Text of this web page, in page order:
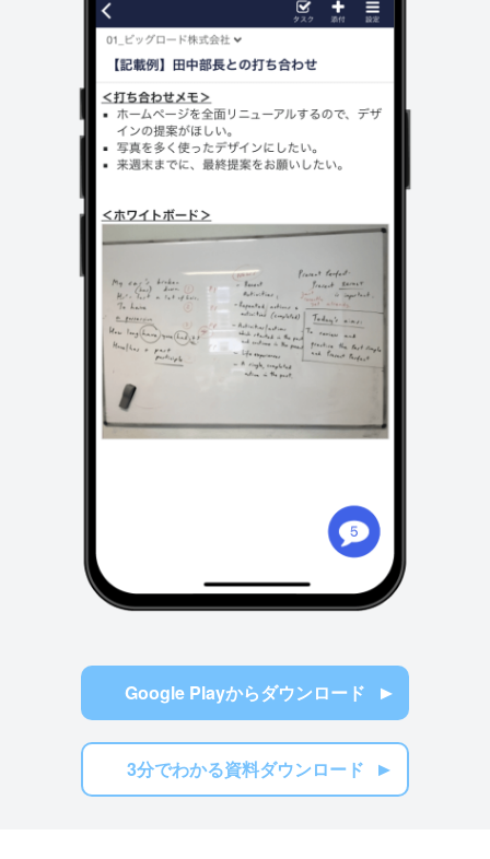
Google Playからダウンロード
3分でわかる資料ダウンロード